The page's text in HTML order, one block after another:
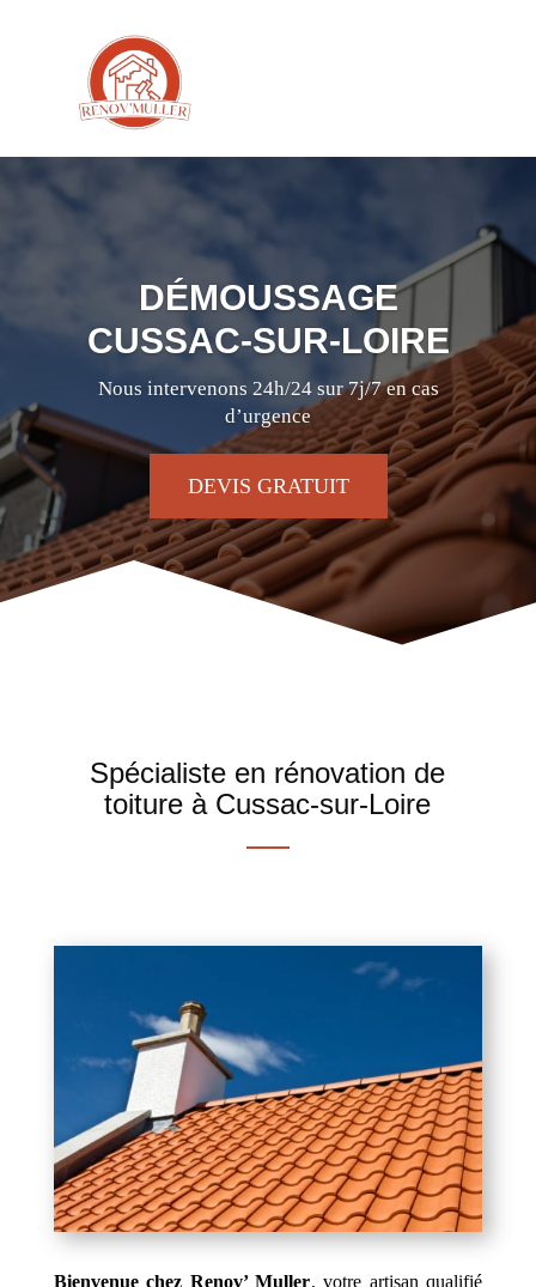
DÉMOUSSAGE
CUSSAC-SUR-LOIRE
Nous intervenons 24h/24 sur 7j/7 en cas
d’urgence
DEVIS GRATUIT
Spécialiste en rénovation de
toiture à Cussac-sur-Loire
Bienvenue chez Renov’ Muller, votre artisan qualifié